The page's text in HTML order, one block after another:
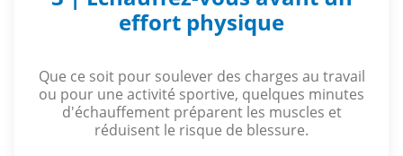
effort physique
Que ce soit pour soulever des charges au travail
ou pour une activité sportive, quelques minutes
d'échauffement préparent les muscles et
réduisent le risque de blessure.